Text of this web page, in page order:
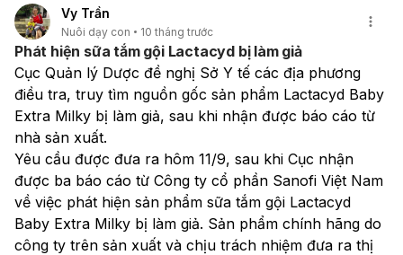
dõi phân bé nhé. Thân chào !
Vy Trần
Nuôi dạy con 10 tháng trước
Phát hiện sữa tắm gội Lactacyd bị làm giả
Cục Quản lý Dược đề nghị Sở Y tế các địa phương
điều tra, truy tìm nguồn gốc sản phẩm Lactacyd Baby
Extra Milky bị làm giả, sau khi nhận được báo cáo từ
nhà sản xuất.
Yêu cầu được đưa ra hôm 11/9, sau khi Cục nhận
được ba báo cáo từ Công ty cổ phần Sanofi Việt Nam
về việc phát hiện sản phẩm sữa tắm gội Lactacyd
Baby Extra Milky bị làm giả. Sản phẩm chính hãng do
công ty trên sản xuất và chịu trách nhiệm đưa ra thị